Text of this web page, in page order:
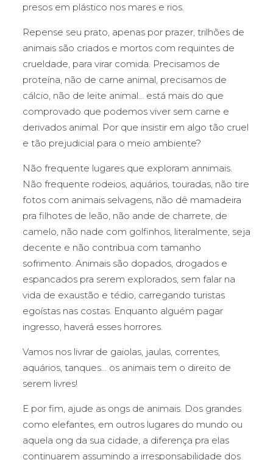
presos em plástico nos mares e rios.
Repense seu prato, apenas por prazer, trilhões de
animais são criados e mortos com requintes de
crueldade, para virar comida. Precisamos de
proteína, não de carne animal, precisamos de
cálcio, não de leite animal… está mais do que
comprovado que podemos viver sem carne e
derivados animal. Por que insistir em algo tão cruel
e tão prejudicial para o meio ambiente?
Não frequente lugares que exploram annimais.
Não frequente rodeios, aquários, touradas, não tire
fotos com animais selvagens, não dê mamadeira
pra filhotes de leão, não ande de charrete, de
camelo, não nade com golfinhos, literalmente, seja
decente e não contribua com tamanho
sofrimento. Animais são dopados, drogados e
espancados pra serem explorados, sem falar na
vida de exaustão e tédio, carregando turistas
egoístas nas costas. Enquanto alguém pagar
ingresso, haverá esses horrores.
Vamos nos livrar de gaiolas, jaulas, correntes,
aquários, tanques… os animais tem o direito de
serem livres!
E por fim, ajude as ongs de animais. Dos grandes
como elefantes, em outros lugares do mundo ou
aquela ong da sua cidade, a diferença pra elas
continuarem assumindo a irresponsabilidade dos